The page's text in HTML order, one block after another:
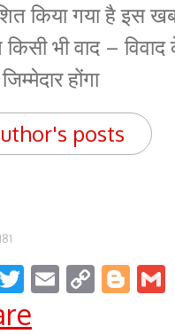
किया गया है इस
भी वाद –
होंगा
posts
Twitter
EmailCopy